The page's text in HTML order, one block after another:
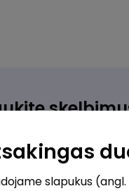
atsiras, iš
slapukus